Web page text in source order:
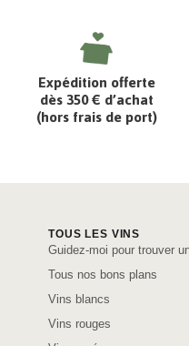
Expédition offerte
dès 350 € d’achat
(hors frais de port)
TOUS LES VINS
Guidez-moi pour trouver
Tous nos bons plans
Vins blancs
Vins rouges